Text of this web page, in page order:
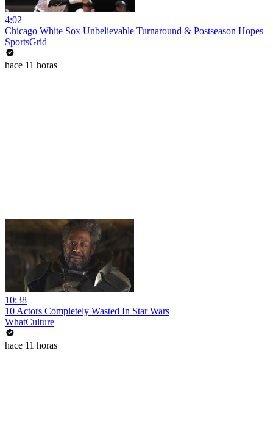
4:02
Chicago White Sox Unbelievable Turnaround & Postseason Hopes
SportsGrid
hace 11 horas
10:38
10 Actors Completely Wasted In Star Wars
WhatCulture
hace 11 horas